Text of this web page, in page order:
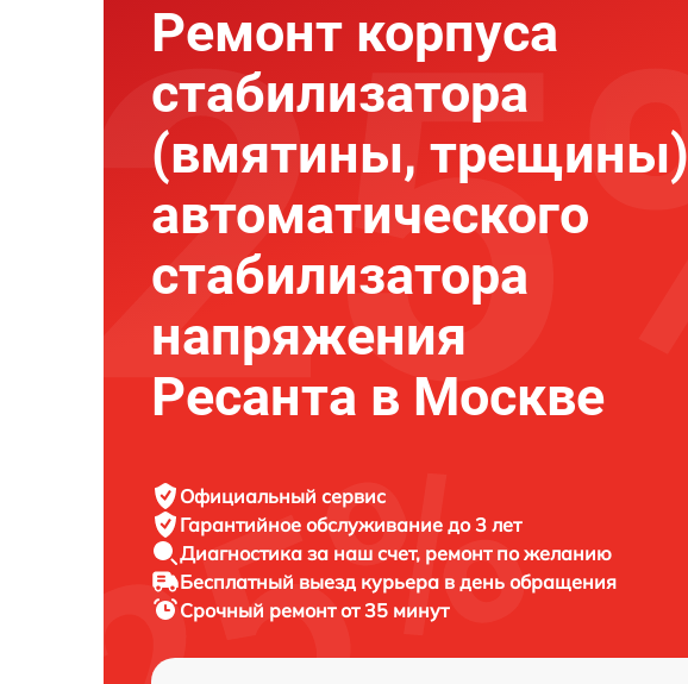
Ремонт корпуса
стабилизатора
(вмятины, трещины)
автоматического
стабилизатора
напряжения
Ресанта в Москве
Официальный сервис
Гарантийное обслуживание до 3 лет
Диагностика за наш счет, ремонт по желанию
Бесплатный выезд курьера в день обращения
Срочный ремонтот 35 минут